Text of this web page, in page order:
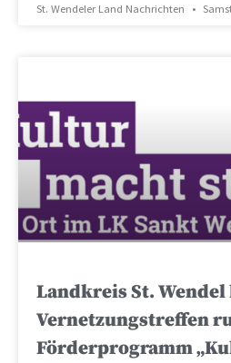
St. Wendeler Land Nachrichten
Landkreis St. Wendel
Vernetzungstreffen
Förderprogramm